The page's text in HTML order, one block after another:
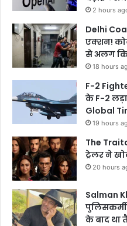
2 hours
Delhi
एक्शन!
से अलग
18 hours
F-2
के F-2
Global
19 hours
The
ट्रेलर ने
20 hours
Salman
के बाद था